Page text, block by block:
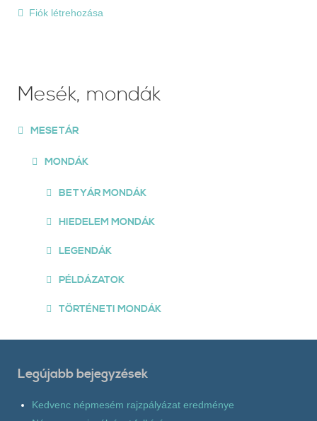
Fiók létrehozása
Mesék, mondák
MESETÁR
MONDÁK
BETYÁR MONDÁK
HIEDELEM MONDÁK
LEGENDÁK
PÉLDÁZATOK
TÖRTÉNETI MONDÁK
Legújabb bejegyzések
Kedvenc népmesém rajzpályázat eredménye